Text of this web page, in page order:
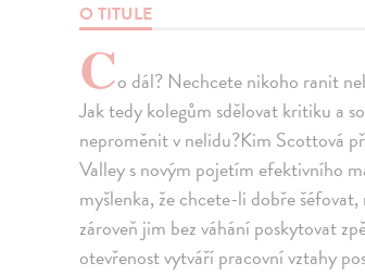
O TITULE
Co dál? Nechcete nikoho ranit
Jak tedy kolegům sdělovat kritiku a
neproměnit v nelidu?Kim Scottová
Valley s novým pojetím efektivního
myšlenka, že chcete-li dobře
zároveň jim bez váhání poskytovat
otevřenost vytváří pracovní vztahy